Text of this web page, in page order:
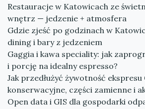
Restauracje w Katowicach ze
wnętrz — jedzenie + atmosfera
Gdzie zjeść po godzinach w
dining i bary z jedzeniem
Gaggia i kawa speciality: jak
i porcję na idealny espresso?
Jak przedłużyć żywotność
konserwacyjne, części zamienne i
Open data i GIS dla gospodarki